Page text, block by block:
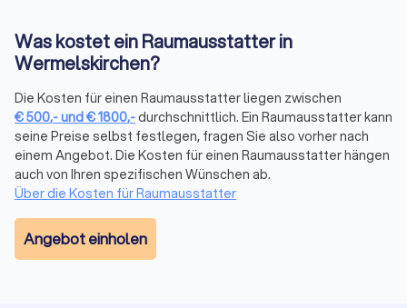
entsprechende Ausbildung oder Zusatzqualifikation
nachweisen kann. So treffen Sie Ihre Entscheidung auf Basis
Raumausstattter in Wermelskirchen finden
mit Trustlocal
Trustlocal hilft Ihnen, schnell und kostenlos verlässliche
Raumausstatter in Wermelskirchen zu finden. Wir prüfen alle
gelisteten Anbieter und stellen sicher, dass sie offiziell
registriert sind und über transparente Leistungsprofile
Was kostet ein Raumausstatter in
Wermelskirchen?
Die Kosten für einen Raumausstatter liegen zwischen
€500,-und€1800,-durchschnittlich. Ein Raumausstatter kann
seine Preise selbst festlegen, fragen Sie also vorher nach
einem Angebot. Die Kosten für einen Raumausstatter hängen
auch von Ihren spezifischen Wünschen ab.
Über die Kosten für Raumausstatter
Angebot einholen